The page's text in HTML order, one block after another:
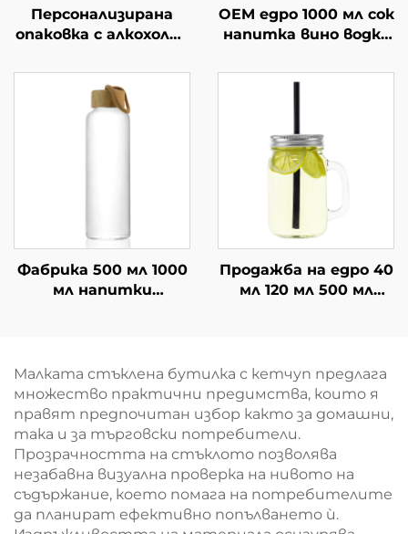
Персонализирана
опаковка с алкохолни
стъклено вино
OEM едро 1000 мл сок
напитка вино водка
за пиене
Фабрика 500 мл 1000
мл напитки
едро
Продажба на едро 40
мл 120 мл 500 мл
Малката стъклена бутилка с кетчуп предлага
множество практични предимства, които я
правят предпочитан избор както за домашни,
така и за търговски потребители.
Прозрачността на стъклото позволява
незабавна визуална проверка на нивото на
съдържание, което помага на потребителите
да планират ефективно попълването ѝ.